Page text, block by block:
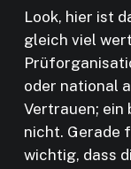
Look, hier ist
gleich viel
oder national
Vertrauen; ein
nicht. Gerade
wichtig, dass